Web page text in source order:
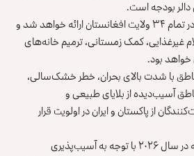
اوچا گفته است که کمک‌ها در تمام ۳۴ ولایت افغانستان ارائه خواهد شد و
غیرغذایی، کمک زمستانی، ترمیم خانه‌های
خواهد بود.
با شدت بالای بحران، خطر خشک‌سالی،
آسیب‌دیده از بلایای طبیعی و
از پاکستان و ایران در اولویت قرار
اوچا پیش‌بینی کرده است که در سال ۲۰۲۶ با توجه به آسیب‌پذیری